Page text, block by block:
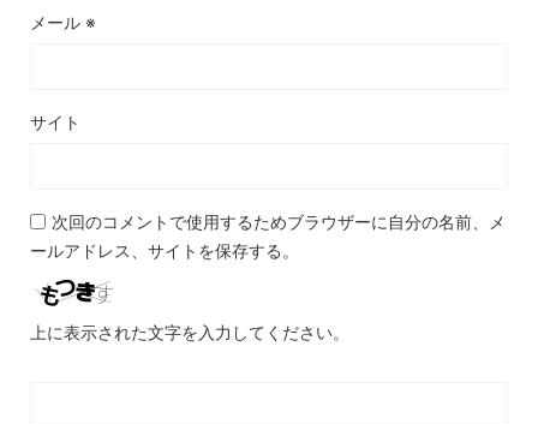
メール ※
サイト
次回のコメントで使用するためブラウザーに自分の名前、メ
ールアドレス、サイトを保存する。
上に表示された文字を入力してください。